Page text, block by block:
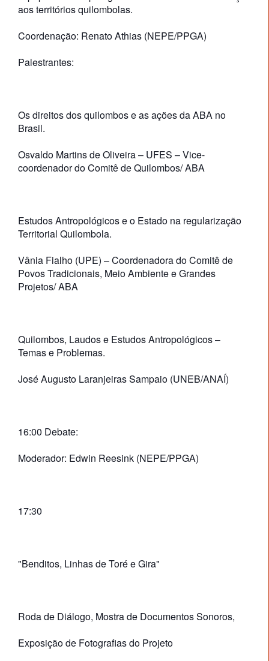
aos territórios quilombolas.
Coordenação: Renato Athias (NEPE/PPGA)
Palestrantes:
Os direitos dos quilombos e as ações da ABA no
Brasil.
Osvaldo Martins de Oliveira – UFES – Vice-
coordenador do Comitê de Quilombos/ ABA
Estudos Antropológicos e o Estado na regularização
Territorial Quilombola.
Vânia Fialho (UPE) – Coordenadora do Comitê de
Povos Tradicionais, Meio Ambiente e Grandes
Projetos/ ABA
Quilombos, Laudos e Estudos Antropológicos –
Temas e Problemas.
José Augusto Laranjeiras Sampaio (UNEB/ANAÍ)
16:00 Debate:
Moderador: Edwin Reesink (NEPE/PPGA)
17:30
"Benditos, Linhas de Toré e Gira"
Roda de Diálogo, Mostra de Documentos Sonoros,
Exposição de Fotografias do Projeto